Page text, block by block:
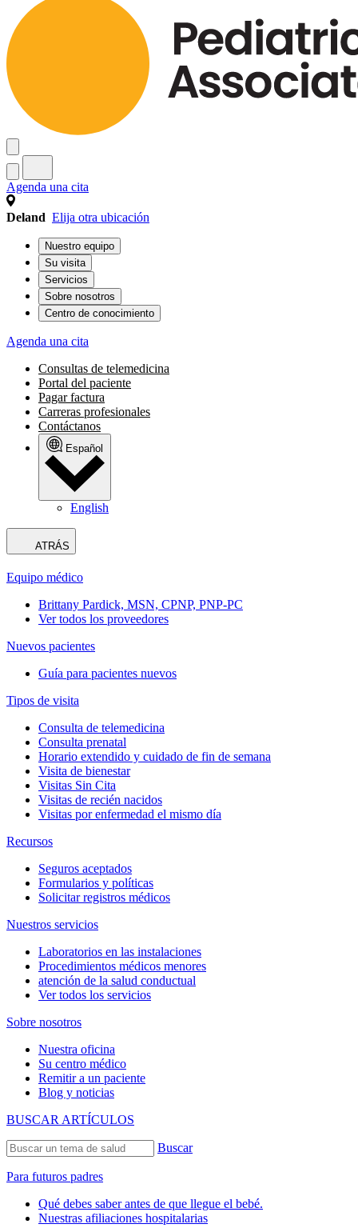
Agenda una cita
Deland Elija otra ubicación
Nuestro equipo
Su visita
Servicios
Sobre nosotros
Centro de conocimiento
Agenda una cita
Consultas de telemedicina
Portal del paciente
Pagar factura
Carreras profesionales
Contáctanos
Español
English
ATRÁS
Equipo médico
Brittany Pardick, MSN, CPNP, PNP-PC
Ver todos los proveedores
Nuevos pacientes
Guía para pacientes nuevos
Tipos de visita
Consulta de telemedicina
Consulta prenatal
Horario extendido y cuidado de fin de semana
Visita de bienestar
Visitas Sin Cita
Visitas de recién nacidos
Visitas por enfermedad el mismo día
Recursos
Seguros aceptados
Formularios y políticas
Solicitar registros médicos
Nuestros servicios
Laboratorios en las instalaciones
Procedimientos médicos menores
atención de la salud conductual
Ver todos los servicios
Sobre nosotros
Nuestra oficina
Su centro médico
Remitir a un paciente
Blog y noticias
BUSCAR ARTÍCULOS
Buscar
Para futuros padres
Qué debes saber antes de que llegue el bebé.
Nuestras afiliaciones hospitalarias